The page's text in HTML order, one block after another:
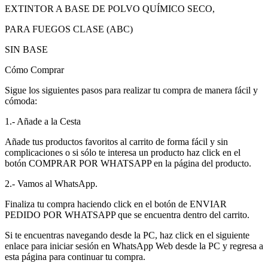
EXTINTOR A BASE DE POLVO QUÍMICO SECO,
PARA FUEGOS CLASE (ABC)
SIN BASE
Cómo Comprar
Sigue los siguientes pasos para realizar tu compra de manera fácil y
cómoda:
1.- Añade a la Cesta
Añade tus productos favoritos al carrito de forma fácil y sin
complicaciones o si sólo te interesa un producto haz click en el
botón COMPRAR POR WHATSAPP en la página del producto.
2.- Vamos al WhatsApp.
Finaliza tu compra haciendo click en el botón de ENVIAR
PEDIDO POR WHATSAPP que se encuentra dentro del carrito.
Si te encuentras navegando desde la PC, haz click en el siguiente
enlace para iniciar sesión en WhatsApp Web desde la PC y regresa a
esta página para continuar tu compra.